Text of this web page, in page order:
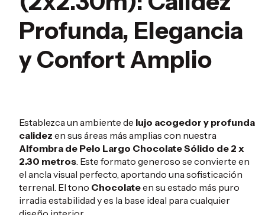
Profunda, Elegancia
y Confort Amplio
Establezca un ambiente de lujo acogedor y profunda
calidez en sus áreas más amplias con nuestra
Alfombra de Pelo Largo Chocolate Sólido de 2 x
2.30 metros. Este formato generoso se convierte en
el ancla visual perfecto, aportando una sofisticación
terrenal. El tono Chocolateen su estado más puro
irradia estabilidad y es la base ideal para cualquier